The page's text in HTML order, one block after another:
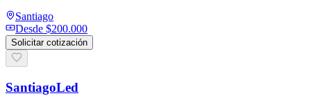
Santiago
Desde $200.000
Solicitar cotización
SantiagoLed